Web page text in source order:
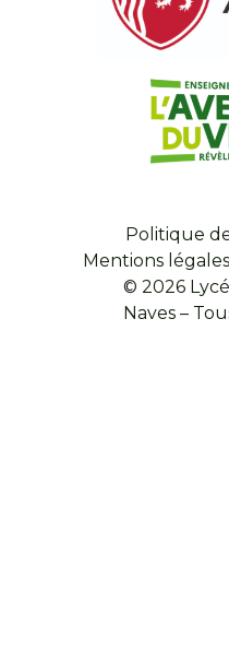
© 2026
Naves –
Politique
Mentions légales